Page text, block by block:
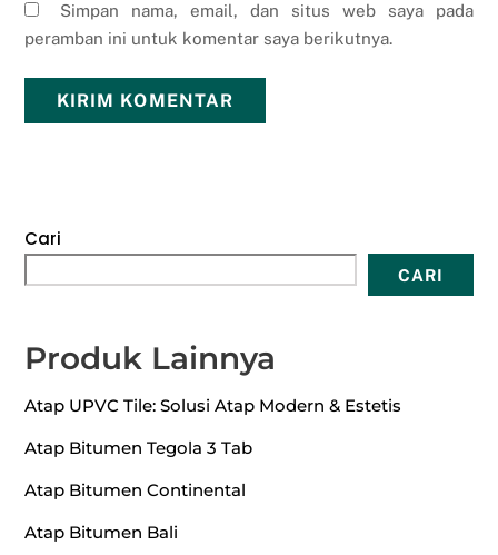
Simpan nama, email, dan situs web saya pada
peramban ini untuk komentar saya berikutnya.
Cari
CARI
Produk Lainnya
Atap UPVC Tile: Solusi Atap Modern & Estetis
Atap Bitumen Tegola 3 Tab
Atap Bitumen Continental
Atap Bitumen Bali